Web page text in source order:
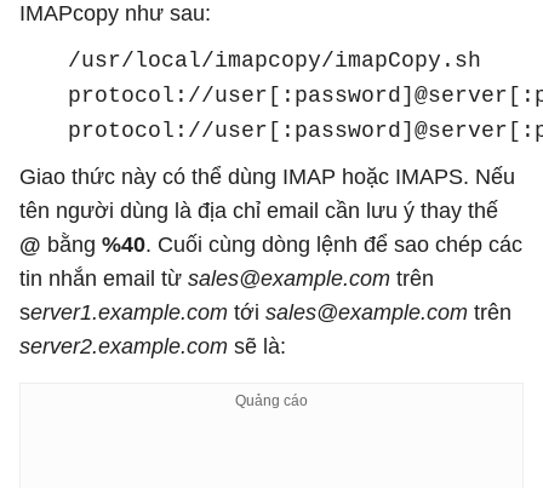
IMAPcopy như sau:
/usr/local/imapcopy/imapCopy.sh
protocol://
protocol://
Giao thức này có thể dùng IMAP hoặc IMAPS. Nếu
tên người dùng là địa chỉ email cần lưu ý thay thế
@ bằng %40. Cuối cùng dòng lệnh để sao chép các
tin nhắn email từ sales@example.com trên
server1.example.com tới sales@example.com trên
server2.example.com sẽ là: